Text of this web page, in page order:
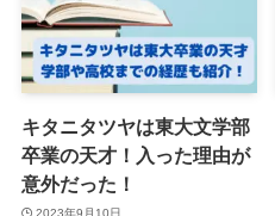
キタニタツヤは東大文学部
卒業の天才！入った理由が
意外だった！
2023年9月10日